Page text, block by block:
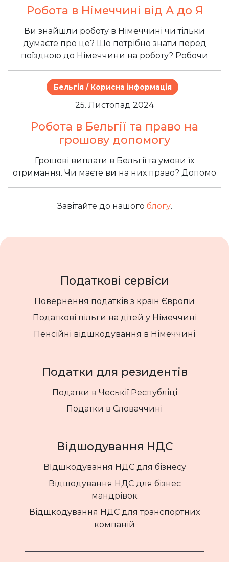
Робота в Німеччині від А до Я
Ви знайшли роботу в Німеччині чи тільки
думаєте про це? Що потрібно знати перед
поїздкою до Німеччини на роботу? Робочи
Бельгія / Корисна інформація
25. Листопад 2024
Робота в Бельгії та право на
грошову допомогу
Грошові виплати в Бельгії та умови їх
отримання. Чи маєте ви на них право? Допомо
Завітайте до нашого блогу.
Податкові сервіси
Повернення податків з країн Європи
Податкові пільги на дітей у Німеччині
Пенсійні відшкодування в Німеччині
Податки для резидентів
Податки в Чеськії Республіці
Податки в Словаччині
Відшодування НДС
ВІдшкодування НДС для бізнесу
Відшодування НДС для бізнес
мандрівок
Відщкодування НДС для транспортних
компаній